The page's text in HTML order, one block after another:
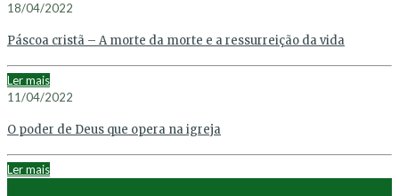
18/04/2022
Páscoa cristã – A morte da morte e a ressurreição da vida
Ler mais
11/04/2022
O poder de Deus que opera na igreja
Ler mais